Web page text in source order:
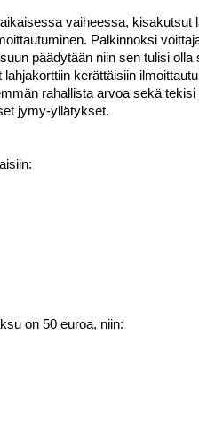
vaiheessa,
Palkinnoksi
päädytään niin sen tulisi
kerättäisiin
rahallista arvoa sekä
jymy-yllätykset.
on 50 euroa, niin: